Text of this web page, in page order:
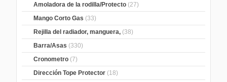
Amoladora de la rodilla/Protecto (27)
Mango Corto Gas (33)
Rejilla del radiador, manguera, (38)
Barra/Asas (330)
Cronometro (7)
Dirección Tope Protector (18)